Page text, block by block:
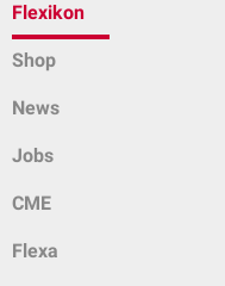
Flexikon
Shop
News
Jobs
CME
Flexa